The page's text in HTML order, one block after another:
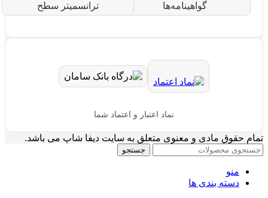
گواهینامه‌ها ترانسمیتر سطح
نماد اعتبار و اعتماد شما
تمام حقوق مادی و معنوی متعلق به سایت دیفا شاپ می باشد.
جستجو
منو
دسته بندی ها